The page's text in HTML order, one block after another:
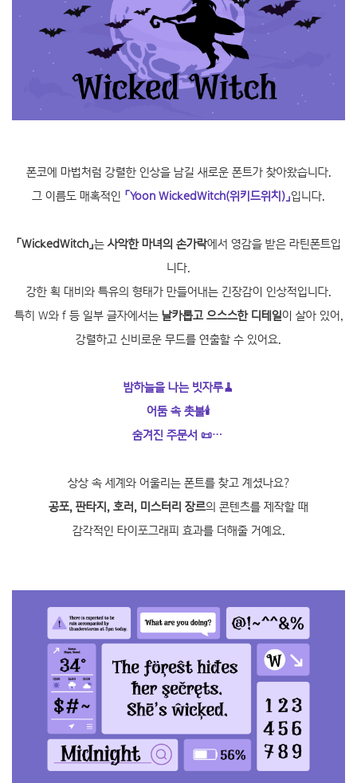
폰코에 마법처럼 강렬한 인상을 남길 새로운 폰트가 찾아왔습니다.
그 이름도 매혹적인 「Yoon WickedWitch(위키드위치)」입니다.
「WickedWitch」는사악한 마녀의 손가락에서 영감을 받은 라틴폰트입
니다.
강한 획 대비와 특유의 형태가 만들어내는 긴장감이 인상적입니다.
특히 W와 f 등 일부 글자에서는 날카롭고 으스스한 디테일이 살아 있어,
강렬하고 신비로운 무드를 연출할 수 있어요.
밤하늘을 나는 빗자루🧹
어둠 속 촛불🕯️
숨겨진 주문서 📜…
상상 속 세계와 어울리는 폰트를 찾고 계셨나요?
공포, 판타지, 호러, 미스터리 장르의 콘텐츠를 제작할 때
감각적인 타이포그래피 효과를 더해줄 거예요.